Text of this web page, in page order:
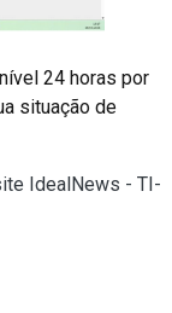
24 horas por
situação de
IdealNews - TI-